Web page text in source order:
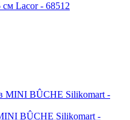
cм Lacor - 68512
BÛCHE Silikomart -